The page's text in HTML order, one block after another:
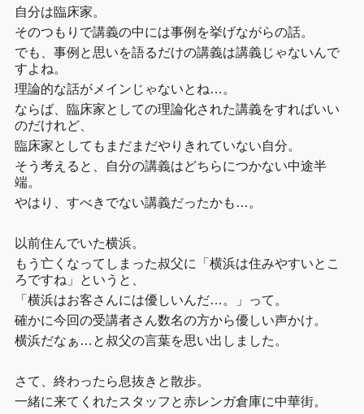
自分は臨床家。
そのつもりで講義の中には事例を挙げながらの話。
でも、事例と思いを語るだけの講義は講義じゃないんで
すよね。
理論的な話がメインじゃないとね…。
ならば、臨床家としての理論化された講義をすればいい
のだけれど、
臨床家としてもまだまだやりきれていない自分。
そう考えると、自分の講義はどちらにつかない中途半
端。
やはり、すべきでない講義だったかも…。
以前住んでいた横浜。
もう亡くなってしまった叔父に「横浜は住みやすいとこ
ろですね」というと、
「横浜はお客さんには優しいんだ…。」って。
確かに今回の受講者さん数名の方から優しい声かけ。
横浜だなぁ…と叔父の言葉を思い出しました。
さて、終わったら息抜きと散歩。
一緒に来てくれたスタッフと赤レンガ倉庫に中華街。